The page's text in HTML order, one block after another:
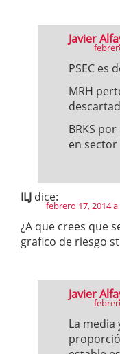
Javier
PSEC es
MRH
BRKS
en
ILJ dice:
febrero 17, 2014
¿A que crees que
grafico de riesgo
Javier
La media